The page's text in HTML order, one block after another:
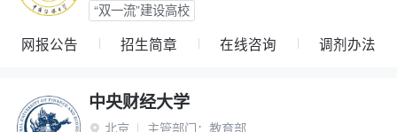
“双一流”建设高校
网报公告 招生简章 在线咨询 调剂办法
中央财经大学
 北京 主管部门： 教育部